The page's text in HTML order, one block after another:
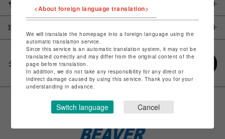
サイズ
注意事項
シェアする
<About foreign language translation>
We will translate the homepage into a foreign language using the
automatic translation service.
Since this service is an automatic translation system, it may not be
translated correctly and may differ from the original content of the
page before translation.
In addition, we do not take any responsibility for any direct or
indirect damage caused by using this service. Thank you for your
understanding in advance.
Switch language Cancel